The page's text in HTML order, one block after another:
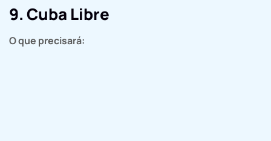
9. Cuba Libre
O que precisará: